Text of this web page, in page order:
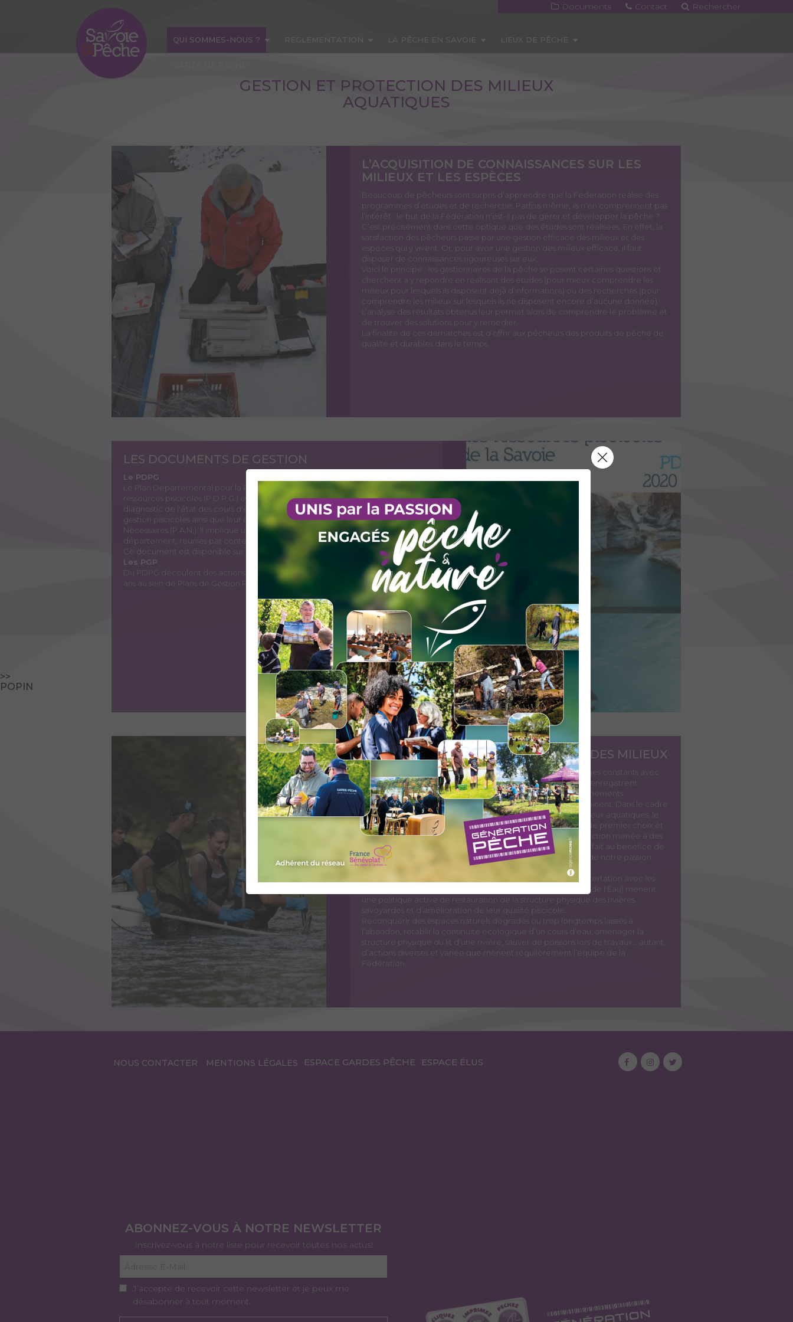
Documents Contact Rechercher
QUI SOMMES-NOUS ? LA PÊCHE EN SAVOIE LIEUX DE PÊCHE
>>
POPIN
GESTION ET PROTECTION DES MILIEUX
AQUATIQUES
L’ACQUISITION DE CONNAISSANCES SUR LES
MILIEUX ET LES ESPÈCES
Beaucoup de pêcheurs sont surpris d’apprendre que la Fédération réalise des
programmes d’études et de recherche. Parfois même, ils n’en comprennent pas
l’intérêt : le but de la Fédération n’est-il pas de gérer et développer la pêche ?
C’est précisément dans cette optique que des études sont réalisées. En effet, la
satisfaction des pêcheurs passe par une gestion efficace des milieux et des
espèces qui y vivent. Or, pour avoir une gestion des milieux efficace, il faut
disposer de connaissances rigoureuses sur eux.
Voici le principe : les gestionnaires de la pêche se posent certaines questions et
cherchent à y répondre en réalisant des études (pour mieux comprendre les
milieux pour lesquels ils disposent déjà d’informations) ou des recherches (pour
comprendre les milieux sur lesquels ils ne disposent encore d’aucune donnée).
L’analyse des résultats obtenus leur permet alors de comprendre le problème et
de trouver des solutions pour y remédier.
La finalité de ces démarches est d’offrir aux pêcheurs des produits de pêche de
qualité et durables dans le temps.
LES DOCUMENTS DE GESTION
Le PDPG
Le Plan Départemental pour la Protection du milieu aquatique et la Gestion des
ressources piscicoles (P.D.P.G.) est un document technique général qui, après un
diagnostic de l'état des cours d'eau du département, propose des objectifs de
gestion piscicoles ainsi que leur concrétisation à l'aide de Propositions d'Actions
Nécessaires (P.A.N.). Il implique un travail entre toutes les AAPPMA du
département, réunies par contextes territoriaux.
Ce document est disponible sur la page >
"Document"
Les PGP
Du PDPG découlent des actions à mettre en œuvre, qui sont planifiées sur cinq
ans au sein de Plans de Gestion Piscicole (PGP). Il y a un PGP par AAPPMA.
LES OPÉRATIONS DE RESTAURATION DES MILIEUX
Les eaux courantes sont des milieux ouverts, sièges d’échanges constants avec
les systèmes qu’ils traversent. Ces milieux, dits « récepteurs », enregistrent
longitudinalement l’ensemble des variabilités et dysfonctionnements
environnementaux tout au long des bassins versants qu’ils drainent. Dans le cadre
d’une politique de gestion durable, et conservatrice des milieux aquatiques, le
suivi d’une population piscicole donnée reste un indicateur de premier choix et
constitue un outil formidable d’évaluation et de suivi. Toute action menée à des
fins d’amélioration de l’habitat et du cycle vital du poisson se fait au bénéfice de
l’ensemble de l’écosystème et contribue de fait à la qualité de notre passion
commune : la pêche.
Depuis quelques années, la FSPPMA et les AAPPMA, en concertation avec les
différents acteurs de l’eau (Syndicat, Département, Agence de l’Eau) mènent
une politique active de restauration de la structure physique des rivières
savoyardes et d’amélioration de leur qualité piscicole.
Reconquérir des espaces naturels dégradés ou trop longtemps laissés à
l’abandon, rétablir la continuité écologique d’un cours d’eau, aménager la
structure physique du lit d’une rivière, sauver de poissons lors de travaux… autant
d’actions diverses et variée que mènent régulièrement l’équipe de la
Fédération.
NOUS CONTACTER MENTIONS LÉGALES ESPACE GARDES PÊCHE ESPACE ÉLUS
ABONNEZ-VOUS À NOTRE NEWSLETTER
Inscrivez-vous à notre liste pour recevoir toutes nos actus!
J’accepte de recevoir cette newsletter et je peux me
désabonner à tout moment.